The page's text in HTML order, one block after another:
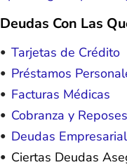
Deudas Con Las
Tarjetas de Crédito
Préstamos
Facturas Médicas
Cobranza y
Deudas
Ciertas Deudas